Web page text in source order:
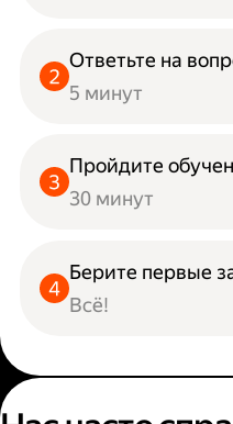
Ответьте на
5 минут
Пройдите
30 минут
Берите первые
Всё!